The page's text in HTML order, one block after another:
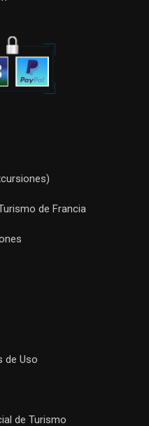
de Francia
de Uso
de Turismo